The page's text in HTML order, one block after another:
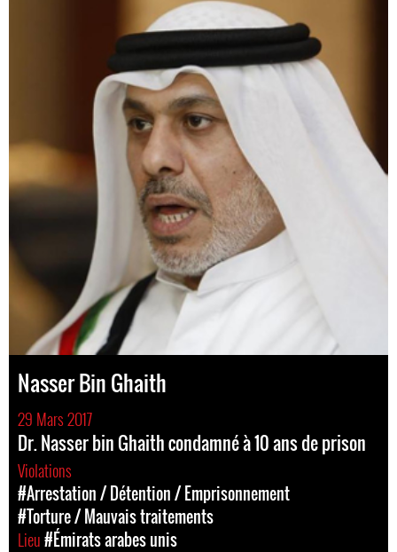
Nasser Bin Ghaith
29 Mars 2017
Dr. Nasser bin Ghaith condamné à 10 ans de prison
Violations
#Arrestation / Détention / Emprisonnement
#Torture / Mauvais traitements
Lieu#Émirats arabes unis